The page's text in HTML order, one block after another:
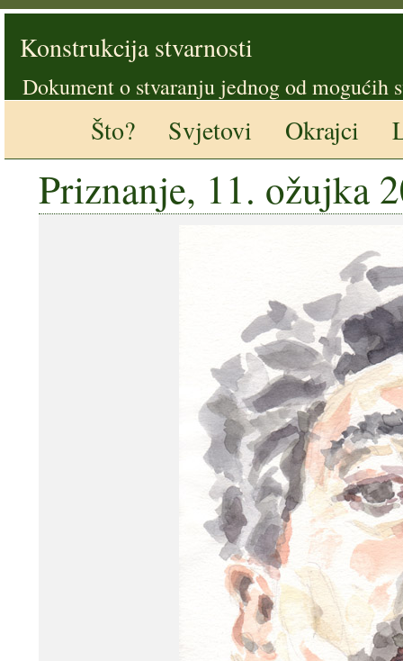
Konstrukcija stvarnosti
Dokument o stvaranju jednog od mogućih
Što? Svjetovi Okrajci
Priznanje, 11. ožujka